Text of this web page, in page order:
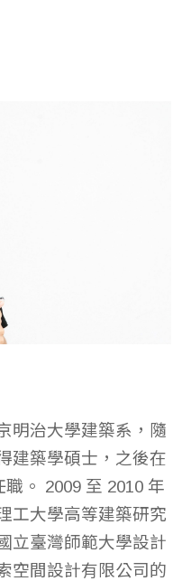
明治大學建築系，隨
建築學碩士，之後在
。 2009 至 2010 年
工大學高等建築研究
立臺灣師範大學設計
空間設計有限公司的